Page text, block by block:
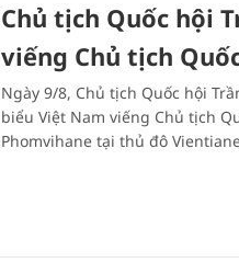
Chủ tịch Quốc hội
viếng Chủ tịch
Ngày 9/8, Chủ tịch Quốc hội
biểu Việt Nam viếng Chủ tịch
Phomvihane tại thủ đô